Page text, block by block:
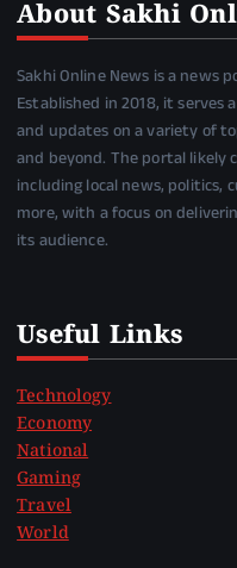
About Sakhi
Sakhi Online News is a news
Established in 2018, it
and updates on a variety of
and beyond. The portal likely
including local news,
more, with a focus on
its audience.
Useful Links
Technology
Economy
National
Gaming
Travel
World